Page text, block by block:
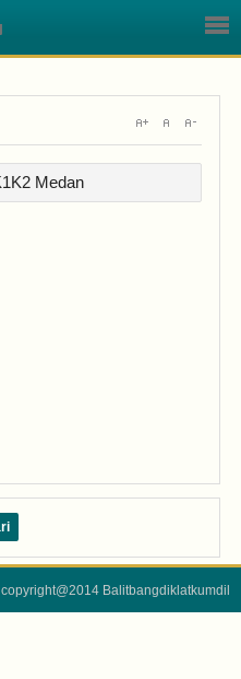
Medan
copyright@2014 Balitbangdiklatkumdil